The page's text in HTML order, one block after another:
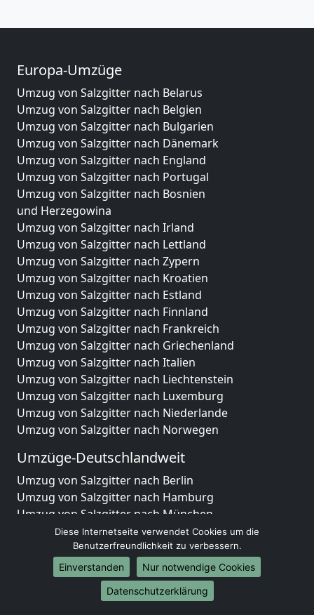
Europa-Umzüge
Umzug von Salzgitter nach Belarus
Umzug von Salzgitter nach Belgien
Umzug von Salzgitter nach Bulgarien
Umzug von Salzgitter nach Dänemark
Umzug von Salzgitter nach England
Umzug von Salzgitter nach Portugal
Umzug von Salzgitter nach Bosnien
und Herzegowina
Umzug von Salzgitter nach Irland
Umzug von Salzgitter nach Lettland
Umzug von Salzgitter nach Zypern
Umzug von Salzgitter nach Kroatien
Umzug von Salzgitter nach Estland
Umzug von Salzgitter nach Finnland
Umzug von Salzgitter nach Frankreich
Umzug von Salzgitter nach Griechenland
Umzug von Salzgitter nach Italien
Umzug von Salzgitter nach Liechtenstein
Umzug von Salzgitter nach Luxemburg
Umzug von Salzgitter nach Niederlande
Umzug von Salzgitter nach Norwegen
Umzüge-Deutschlandweit
Umzug von Salzgitter nach Berlin
Umzug von Salzgitter nach Hamburg
Umzug von Salzgitter nach München
Umzug von Salzgitter nach Köln
Umzug von Salzgitter nach Frankfurt am Main
Umzug von Salzgitter nach Stuttgart
Umzug von Salzgitter nach Düsseldorf
Umzug von Salzgitter nach Leipzig
Diese Internetseite verwendet Cookies um die
Benutzerfreundlichkeit zu verbessern.
Einverstanden
Nur notwendige Cookies
Datenschutzerklärung